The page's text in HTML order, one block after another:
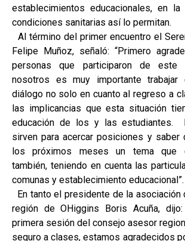
establecimientos educacionales, en
condiciones sanitarias así lo permitan.
Al término del primer encuentro el
Felipe Muñoz, señaló: “Primero
personas que participaron de este
nosotros es muy importante
diálogo no solo en cuanto al regreso a
las implicancias que esta situación
educación de los y las estudiantes.
sirven para acercar posiciones y saber
los próximos meses un tema que
también, teniendo en cuenta las
comunas y establecimiento educacional”.
En tanto el presidente de la asociación
región de OHiggins Boris Acuña, dijo:
primera sesión del consejo asesor
seguro a clases, estamos agradecidos